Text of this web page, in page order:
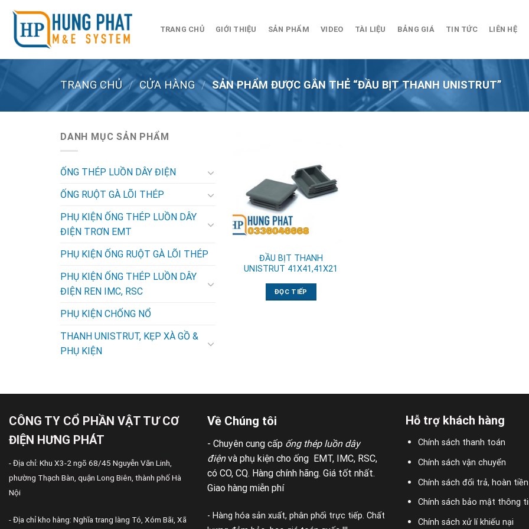
Skip
content
TRANG CHỦ GIỚI THIỆU SẢN PHẨM VIDEO TÀI LIỆU BẢNG GIÁ TIN TỨC LIÊN HỆ
TRANG CHỦ / CỬA HÀNG / SẢN PHẨM ĐƯỢC GẮN THẺ “ĐẦU BỊT THANH UNISTRUT”
DANH MỤC SẢN PHẨM
ỐNG THÉP LUỒN DÂY ĐIỆN
ỐNG RUỘT GÀ LÕI THÉP
PHỤ KIỆN ỐNG THÉP LUỒN DÂY
ĐIỆN TRƠN EMT
PHỤ KIỆN ỐNG RUỘT GÀ LÕI THÉP
PHỤ KIỆN ỐNG THÉP LUỒN DÂY
ĐIỆN REN IMC, RSC
PHỤ KIỆN CHỐNG NỔ
THANH UNISTRUT, KẸP XÀ GỒ &
PHỤ KIỆN
ĐẦU BỊT THANH
UNISTRUT 41X41,41X21
ĐỌC TIẾP
CÔNG TY CỔ PHẦN VẬT TƯ CƠ
ĐIỆN HƯNG PHÁT
- Địa chỉ: Khu X3-2 ngõ 68/45 Nguyễn Văn Linh,
phường Thạch Bàn, quận Long Biên, thành phố Hà
Nội
- Địa chỉ kho hàng: Nghĩa trang làng Tó, Xóm Bãi, Xã
Về Chúng tôi
- Chuyên cung cấp ống thép luồn dây
điệnvà phụ kiện cho ống EMT, IMC, RSC,
có CO, CQ. Hàng chính hãng. Giá tốt nhất.
Giao hàng miễn phí
- Hàng hóa sản xuất, phân phối trực tiếp. Chất
Hỗ trợ khách hàng
Chính sách thanh toán
Chính sách vận chuyển
Chính sách đổi trả, hoàn tiền
Chính sách bảo mật thông
Chính sách xử lí khiếu nại